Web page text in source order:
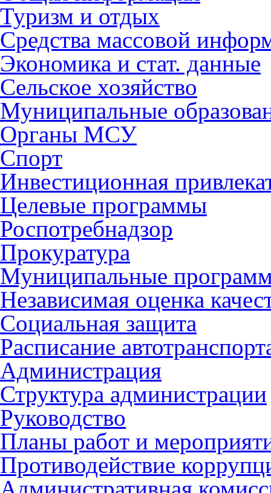
Туризм и отдых
Средства массовой
Экономика и стат. данные
Сельское хозяйство
Муниципальные
Органы МСУ
Спорт
Инвестиционная
Целевые программы
Роспотребнадзор
Прокуратура
Муниципальные
Независимая оценка
Социальная защита
Расписание
Администрация
Структура администрации
Руководство
Планы работ и
Противодействие